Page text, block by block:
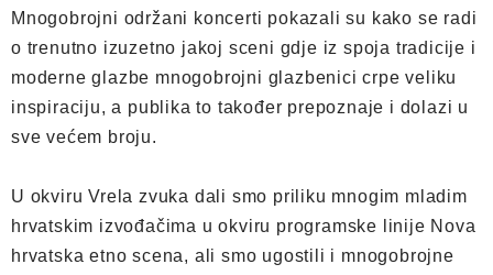
Mnogobrojni održani koncerti pokazali su kako se radi
o trenutno izuzetno jakoj sceni gdje iz spoja tradicije i
moderne glazbe mnogobrojni glazbenici crpe veliku
inspiraciju, a publika to također prepoznaje i dolazi u
sve većem broju.
U okviru Vrela zvuka dali smo priliku mnogim mladim
hrvatskim izvođačima u okviru programske linije Nova
hrvatska etno scena, ali smo ugostili i mnogobrojne